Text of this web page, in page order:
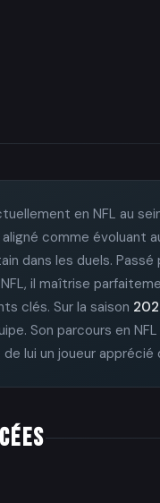
en NFL au
comme évoluant
dans les duels. Passé
il maîtrise
clés. Sur la saison
Son parcours en
lui un joueur apprécié